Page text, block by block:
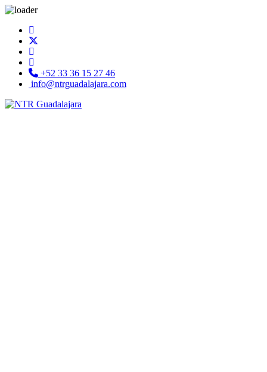
+52 33 36 15 27 46
info@ntrguadalajara.com